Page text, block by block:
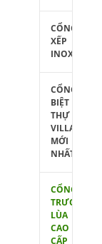
CỔNG
XẾP
INOX
CỔNG
BIỆT
THỰ
VILLA
MỚI
NHẤT
CỔNG
TRƯỢT
LÙA
CAO
CẤP